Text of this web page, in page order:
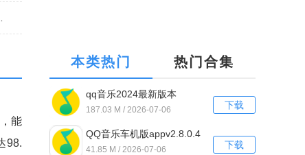
能
98.
本类热门 热门合集
下载
qq音乐2024最新版本
v13.1.0.8
187.03 M / 2026-07-06
下载
QQ音乐车机版appv2.8.0.4
41.85 M / 2026-07-06